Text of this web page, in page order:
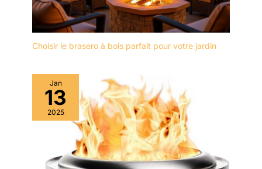
Choisir le brasero à bois parfait pour votre jardin
Jan
13
2025